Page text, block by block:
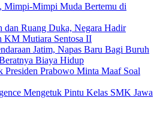
Mimpi-Mimpi Muda Bertemu di
dan Ruang Duka, Negara Hadir
KM Mutiara Sentosa II
Jatim, Napas Baru Bagi Buruh
Biaya Hidup
Presiden Prabowo Minta Maaf Soal
Mengetuk Pintu Kelas SMK Jawa